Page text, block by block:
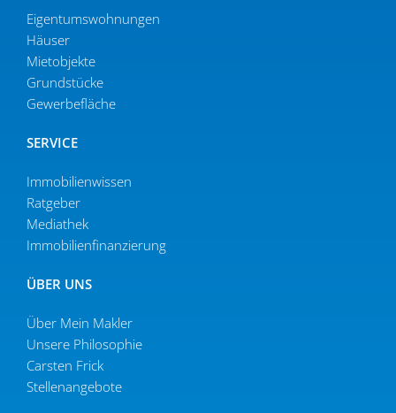
Eigen­tums­woh­nungen
Häuser
Mietob­jekte
Grund­stücke
Gewer­be­fläche
SERVICE
Immobilien­wissen
Ratgeber
Mediathek
Immobi­li­en­fi­nan­zierung
ÜBER UNS
Über Mein Makler
Unsere Philo­sophie
Carsten Frick
Stellen­an­gebote